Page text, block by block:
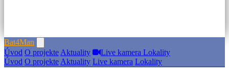
Bat4Man
Úvod O projekte Aktuality Live kamera Lokality
Úvod O projekte Aktuality Live kamera Lokality